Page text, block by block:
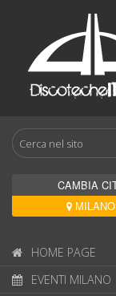
CAMBIA
MILANO
HOME PAGE
EVENTI MILANO